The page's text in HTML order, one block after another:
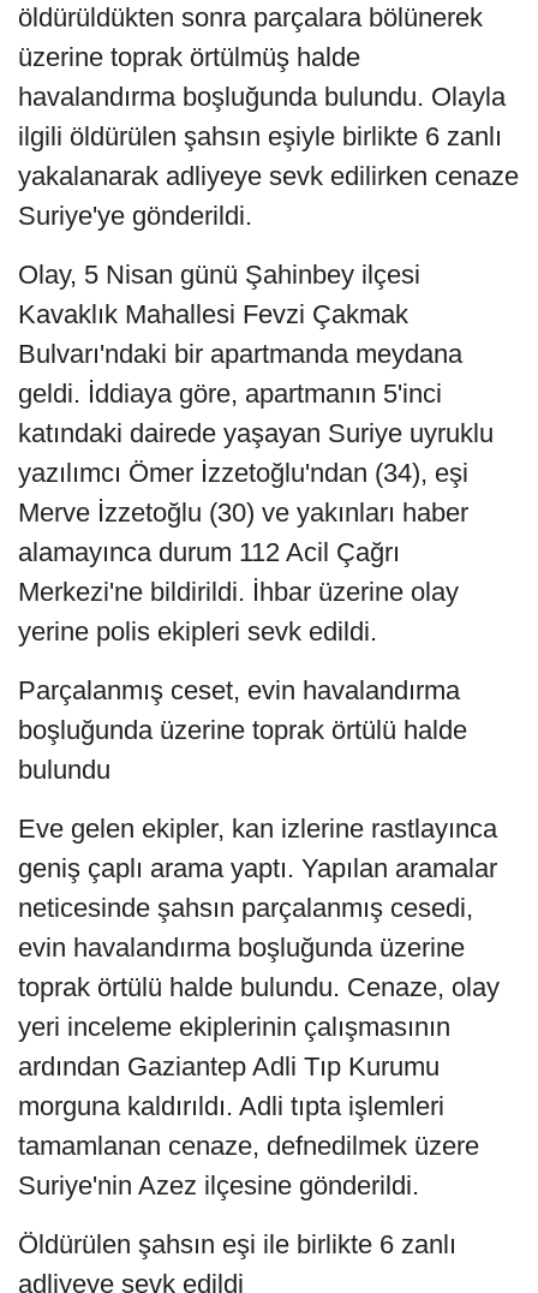
öldürüldükten sonra parçalara bölünerek
üzerine toprak örtülmüş halde
havalandırma boşluğunda bulundu. Olayla
ilgili öldürülen şahsın eşiyle birlikte 6 zanlı
yakalanarak adliyeye sevk edilirken cenaze
Suriye'ye gönderildi.
Olay, 5 Nisan günü Şahinbey ilçesi
Kavaklık Mahallesi Fevzi Çakmak
Bulvarı'ndaki bir apartmanda meydana
geldi. İddiaya göre, apartmanın 5'inci
katındaki dairede yaşayan Suriye uyruklu
yazılımcı Ömer İzzetoğlu'ndan (34), eşi
Merve İzzetoğlu (30) ve yakınları haber
alamayınca durum 112 Acil Çağrı
Merkezi'ne bildirildi. İhbar üzerine olay
yerine polis ekipleri sevk edildi.
Parçalanmış ceset, evin havalandırma
boşluğunda üzerine toprak örtülü halde
bulundu
Eve gelen ekipler, kan izlerine rastlayınca
geniş çaplı arama yaptı. Yapılan aramalar
neticesinde şahsın parçalanmış cesedi,
evin havalandırma boşluğunda üzerine
toprak örtülü halde bulundu. Cenaze, olay
yeri inceleme ekiplerinin çalışmasının
ardından Gaziantep Adli Tıp Kurumu
morguna kaldırıldı. Adli tıpta işlemleri
tamamlanan cenaze, defnedilmek üzere
Suriye'nin Azez ilçesine gönderildi.
Öldürülen şahsın eşi ile birlikte 6 zanlı
adliyeye sevk edildi